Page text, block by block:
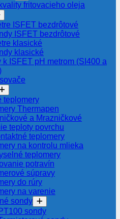
fritovacieho oleja
ISFET bezdrôtové
ISFET bezdrôtové
klasické
klasické
k ISFET pH metrom (SI400 a
teplomery
Thermapen
a Mrazničkové
teploty povrchu
teplomery
na kontrolu mlieka
teplomery
potravín
súpravy
do rúry
na varenie
sondy
PT100 sondy